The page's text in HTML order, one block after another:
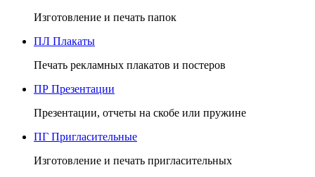
Изготовление и печать папок
ПЛ Плакаты
Печать рекламных плакатов и постеров
ПР Презентации
Презентации, отчеты на скобе или пружине
ПГ Пригласительные
Изготовление и печать пригласительных